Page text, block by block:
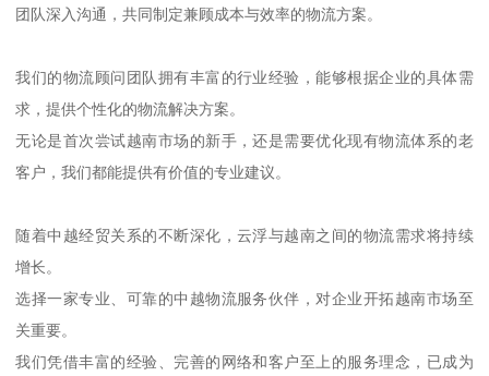
团队深入沟通，共同制定兼顾成本与效率的物流方案。
我们的物流顾问团队拥有丰富的行业经验，能够根据企业的具体需
求，提供个性化的物流解决方案。
无论是首次尝试越南市场的新手，还是需要优化现有物流体系的老
客户，我们都能提供有价值的专业建议。
随着中越经贸关系的不断深化，云浮与越南之间的物流需求将持续
增长。
选择一家专业、可靠的中越物流服务伙伴，对企业开拓越南市场至
关重要。
我们凭借丰富的经验、完善的网络和客户至上的服务理念，已成为